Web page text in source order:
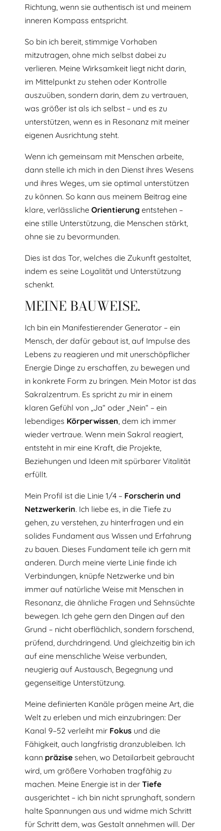
Richtung, wenn sie authentisch ist und meinem
inneren Kompass entspricht.
So bin ich bereit, stimmige Vorhaben
mitzutragen, ohne mich selbst dabei zu
verlieren. Meine Wirksamkeit liegt nicht darin,
im Mittelpunkt zu stehen oder Kontrolle
auszuüben, sondern darin, dem zu vertrauen,
was größer ist als ich selbst – und es zu
unterstützen, wenn es in Resonanz mit meiner
eigenen Ausrichtung steht.
Wenn ich gemeinsam mit Menschen arbeite,
dann stelle ich mich in den Dienst ihres Wesens
und ihres Weges, um sie optimal unterstützen
zu können. So kann aus meinem Beitrag eine
klare, verlässliche Orientierung entstehen –
eine stille Unterstützung, die Menschen stärkt,
ohne sie zu bevormunden.
Dies ist das Tor, welches die Zukunft gestaltet,
indem es seine Loyalität und Unterstützung
schenkt.
MEINE BAUWEISE.
Ich bin ein Manifestierender Generator – ein
Mensch, der dafür gebaut ist, auf Impulse des
Lebens zu reagieren und mit unerschöpflicher
Energie Dinge zu erschaffen, zu bewegen und
in konkrete Form zu bringen. Mein Motor ist das
Sakralzentrum. Es spricht zu mir in einem
klaren Gefühl von „Ja“ oder „Nein“ – ein
lebendiges Körperwissen , dem ich immer
wieder vertraue. Wenn mein Sakral reagiert,
entsteht in mir eine Kraft, die Projekte,
Beziehungen und Ideen mit spürbarer Vitalität
erfüllt.
Mein Profil ist die Linie 1/4 – Forscherin und
Netzwerkerin. Ich liebe es, in die Tiefe zu
gehen, zu verstehen, zu hinterfragen und ein
solides Fundament aus Wissen und Erfahrung
zu bauen. Dieses Fundament teile ich gern mit
anderen. Durch meine vierte Linie finde ich
Verbindungen, knüpfe Netzwerke und bin
immer auf natürliche Weise mit Menschen in
Resonanz, die ähnliche Fragen und Sehnsüchte
bewegen. Ich gehe gern den Dingen auf den
Grund – nicht oberflächlich, sondern forschend,
prüfend, durchdringend. Und gleichzeitig bin ich
auf eine menschliche Weise verbunden,
neugierig auf Austausch, Begegnung und
gegenseitige Unterstützung.
Meine definierten Kanäle prägen meine Art, die
Welt zu erleben und mich einzubringen: Der
Kanal 9–52 verleiht mir Fokus und die
Fähigkeit, auch langfristig dranzubleiben. Ich
kann präzise sehen, wo Detailarbeit gebraucht
wird, um größere Vorhaben tragfähig zu
machen. Meine Energie ist in der Tiefe
ausgerichtet – ich bin nicht sprunghaft, sondern
halte Spannungen aus und widme mich Schritt
für Schritt dem, was Gestalt annehmen will. Der